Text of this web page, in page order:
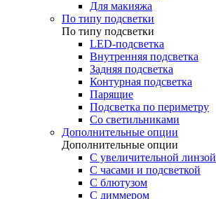
Для макияжа
По типу подсветки
По типу подсветки
LED-подсветка
Внутренняя подсветка
Задняя подсветка
Контурная подсветка
Парящие
Подсветка по периметру
Со светильниками
Дополнительные опции
Дополнительные опции
C увеличительной линзой
C часами и подсветкой
С блютузом
С диммером